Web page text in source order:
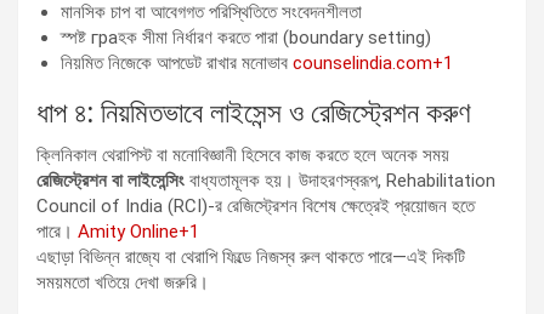
মানসিক চাপ বা আবেগগত পরিস্থিতিতে সংবেদনশীলতা
স্পষ্ট граহক সীমা নির্ধারণ করতে পারা (boundary setting)
নিয়মিত নিজেকে আপডেট রাখার মনোভাব counselindia.com+1
ধাপ ৪: নিয়মিতভাবে লাইসেন্স ও রেজিস্ট্রেশন করুণ
ক্লিনিকাল থেরাপিস্ট বা মনোবিজ্ঞানী হিসেবে কাজ করতে হলে অনেক সময়
রেজিস্ট্রেশন বা লাইসেন্সিং বাধ্যতামূলক হয়। উদাহরণস্বরূপ, Rehabilitation
Council of India (RCI)-র রেজিস্ট্রেশন বিশেষ ক্ষেত্রেই প্রয়োজন হতে
পারে। Amity Online+1
এছাড়া বিভিন্ন রাজ্যে বা থেরাপি ফিল্ডে নিজস্ব রুল থাকতে পারে—এই দিকটি
সময়মতো খতিয়ে দেখা জরুরি।